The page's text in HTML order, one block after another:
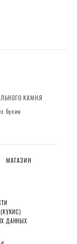
КАМНЯ
бусин
МАГАЗИН
(КУКИС)
ДАННЫХ